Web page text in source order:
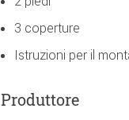
3 coperture
Istruzioni per il
Produttore